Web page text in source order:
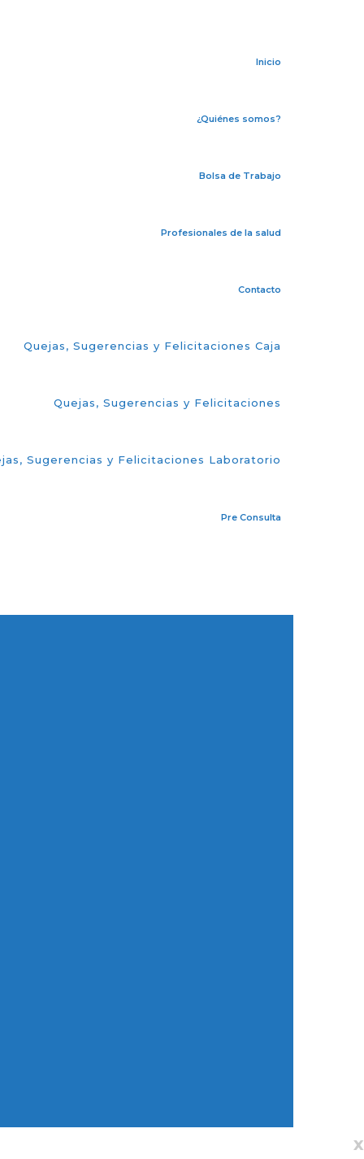
Inicio
¿Quiénes somos?
Bolsa de Trabajo
Profesionales de la salud
Contacto
Quejas, Sugerencias y Felicitaciones Caja
Quejas, Sugerencias y Felicitaciones
Sugerencias y Felicitaciones Laboratorio
Pre Consulta
x